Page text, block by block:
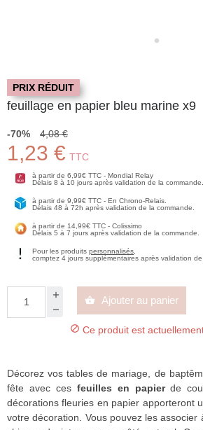
PRIX RÉDUIT
feuillage en papier bleu marine x9
-70% 4,08 €
1,23 € TTC
à partir de 6,99€ TTC - Mondial Relay
Délais 8 à 10 jours après validation de la commande.
à partir de 9,99€ TTC - En Chrono-Relais.
Délais 48 à 72h après validation de la commande.
à partir de 14,99€ TTC - Colissimo
Délais 5 à 7 jours après validation de la commande.
Pour les produits personnalisés
comptez 4 jours supplémentaires après validation de
 Ajouter au panier
 Ce produit est
Décorez vos tables de mariage, de
fête avec ces feuilles en papierde
décorations fleuries en papier apporteront
votre décoration. Vous pouvez les associer